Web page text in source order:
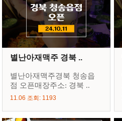
별난아재맥주 경북 ..
별난아재맥주경북 청송읍
점 오픈매장주소: 경북 ..
11.06 조회: 1193